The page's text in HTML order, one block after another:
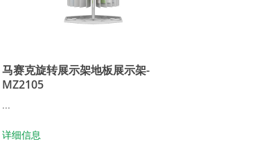
马赛克旋转展示架地板展示架-
MZ2105
...
详细信息